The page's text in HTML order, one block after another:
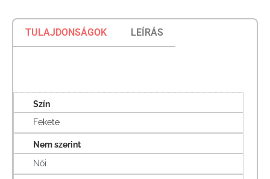
TULAJDONSÁGOK LEÍRÁS
Szín
Fekete
Nem szerint
Női